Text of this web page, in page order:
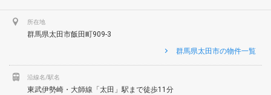
所在地
群馬県太田市飯田町909-3
群馬県太田市の物件一覧
沿線名/駅名
東武伊勢崎・大師線「太田」駅まで徒歩11分